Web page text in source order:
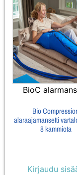
BioC
Bio
alaraajamansetti
8 kammiota
Kirjaudu